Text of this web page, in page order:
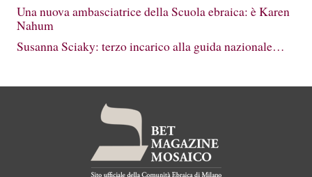
Una nuova ambasciatrice della Scuola ebraica: è Karen
Nahum
Susanna Sciaky: terzo incarico alla guida nazionale…